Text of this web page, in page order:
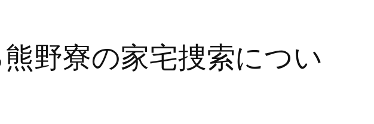
野寮の家宅捜索につい